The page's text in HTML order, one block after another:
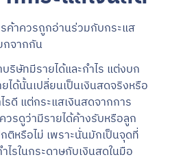
ค้าควรถูกอ่านร่วมกับกระแส
กจากกัน
ริษัทมีรายได้และกำไร แต่งบก
ได้นั้นเปลี่ยนเป็นเงินสดจริงหรือ
รดี แต่กระแสเงินสดจากการ
รดูว่ามีรายได้ค้างรับหรือลูก
หรือไม่ เพราะนั่นมักเป็นจุดที่
รในกระดาษกับเงินสดในมือ